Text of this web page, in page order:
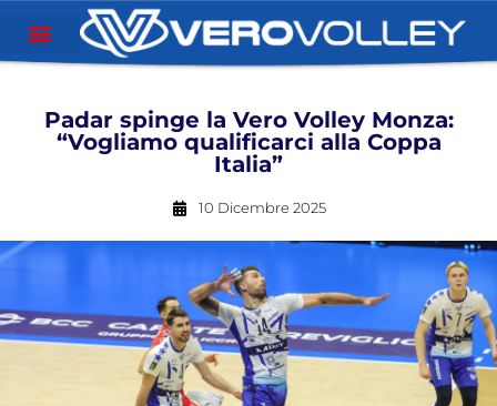
Padar spinge la Vero Volley Monza:
“Vogliamo qualificarci alla Coppa
Italia”
10 Dicembre 2025